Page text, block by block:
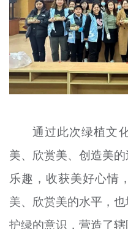
通过此次绿植文
美、欣赏美、创造美
乐趣，收获美好心情
美、欣赏美的水平，
护绿的意识，营造了辖